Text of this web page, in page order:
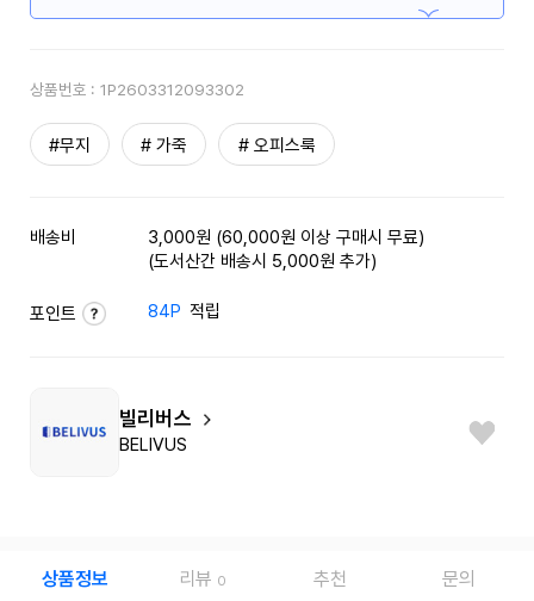
상품번호 : 1P2603312093302
#무지 # 가죽 # 오피스룩
배송비
3,000원 (60,000원 이상 구매시 무료)
(도서산간 배송시 5,000원 추가)
포인트 84P 적립
빌리버스
BELIVUS
상품정보 리뷰 0 추천 문의